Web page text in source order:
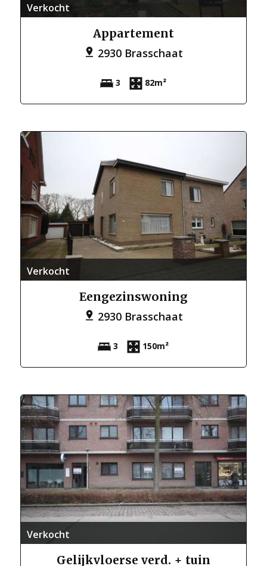
Verkocht
Appartement
2930 Brasschaat
3 82m²
Verkocht
Eengezinswoning
2930 Brasschaat
3 150m²
Verkocht
Gelijkvloerse verd. + tuin